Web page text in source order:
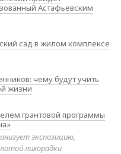
Астафьевским
сад в жилом комплексе
чему будут учить
жизни
грантовой программы
экспозицию,
лихорадки